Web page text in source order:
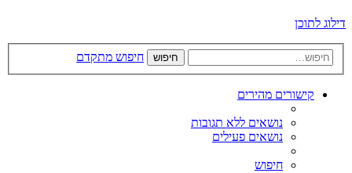
דילוג לתוכן
חיפוש חיפוש מתקדם
קישורים מהירים
נושאים ללא תגובות
נושאים פעילים
חיפוש